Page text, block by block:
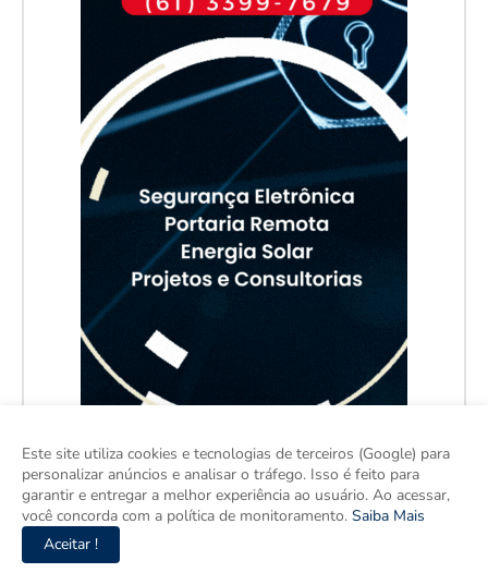
Este site utiliza cookies e tecnologias de terceiros (Google) para
personalizar anúncios e analisar o tráfego. Isso é feito para
garantir e entregar a melhor experiência ao usuário. Ao acessar,
você concorda com a política de monitoramento. Saiba Mais
Aceitar !